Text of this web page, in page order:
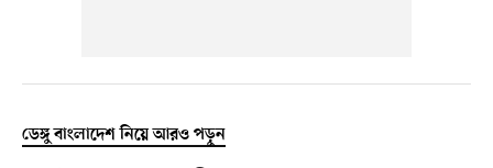
ডেঙ্গু বাংলাদেশ নিয়ে আরও পড়ুন